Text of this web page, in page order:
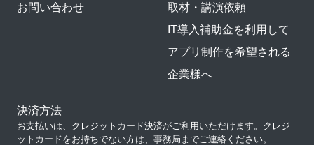
お問い合わせ
取材・講演依頼
IT導入補助金を利用して
アプリ制作を希望される
企業様へ
決済方法
お支払いは、クレジットカード決済がご利用いただけます。クレジ
ットカードをお持ちでない方は、事務局までご連絡ください。